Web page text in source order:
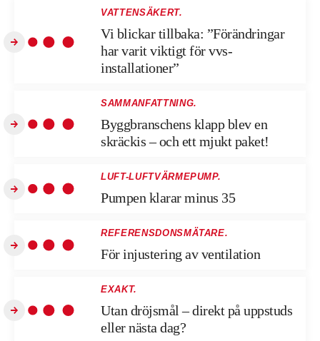
VATTENSÄKERT.
Vi blickar tillbaka: ”Förändringar
har varit viktigt för vvs-
installationer”
SAMMANFATTNING.
Byggbranschens klapp blev en
skräckis – och ett mjukt paket!
LUFT-LUFTVÄRMEPUMP.
Pumpen klarar minus 35
REFERENSDONSMÄTARE.
För injustering av ventilation
EXAKT.
Utan dröjsmål – direkt på uppstuds
eller nästa dag?